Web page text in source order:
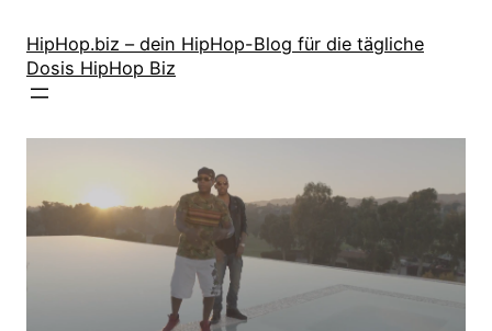
Inhalt
springen
HipHop.biz – dein HipHop-Blog für die tägliche
Dosis HipHop Biz